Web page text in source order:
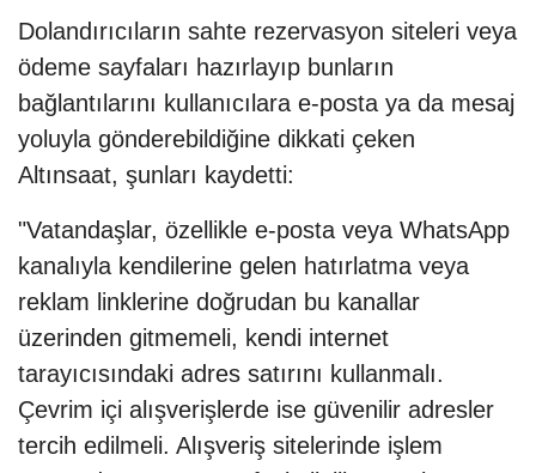
Dolandırıcıların sahte rezervasyon siteleri veya
ödeme sayfaları hazırlayıp bunların
bağlantılarını kullanıcılara e-posta ya da mesaj
yoluyla gönderebildiğine dikkati çeken
Altınsaat, şunları kaydetti:
"Vatandaşlar, özellikle e-posta veya WhatsApp
kanalıyla kendilerine gelen hatırlatma veya
reklam linklerine doğrudan bu kanallar
üzerinden gitmemeli, kendi internet
tarayıcısındaki adres satırını kullanmalı.
Çevrim içi alışverişlerde ise güvenilir adresler
tercih edilmeli. Alışveriş sitelerinde işlem